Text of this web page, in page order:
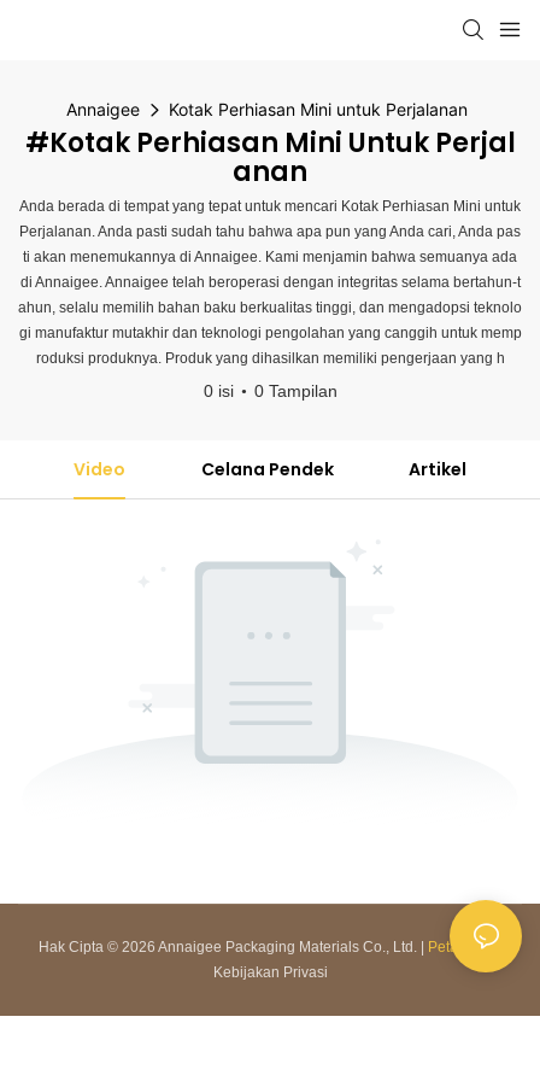
Annaigee Kotak Perhiasan Mini untuk Perjalanan
#Kotak Perhiasan Mini Untuk Perjal
Anan
Anda berada di tempat yang tepat untuk mencari Kotak Perhiasan Mini untuk
Perjalanan. Anda pasti sudah tahu bahwa apa pun yang Anda cari, Anda pas
ti akan menemukannya di Annaigee. Kami menjamin bahwa semuanya ada
di Annaigee. Annaigee telah beroperasi dengan integritas selama bertahun-t
ahun, selalu memilih bahan baku berkualitas tinggi, dan mengadopsi teknolo
gi manufaktur mutakhir dan teknologi pengolahan yang canggih untuk memp
roduksi produknya. Produk yang dihasilkan memiliki pengerjaan yang h
0 isi 0 Tampilan
Video Celana Pendek Artikel
Hak Cipta © 2026 Annaigee Packaging Materials Co., Ltd. | Peta Situs|
Kebijakan Privasi